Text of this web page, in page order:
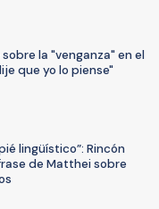
la "venganza" en el
que yo lo piense"
lingüístico”: Rincón
de Matthei sobre